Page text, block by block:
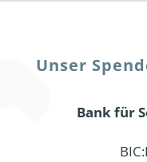
Unser
Bank für